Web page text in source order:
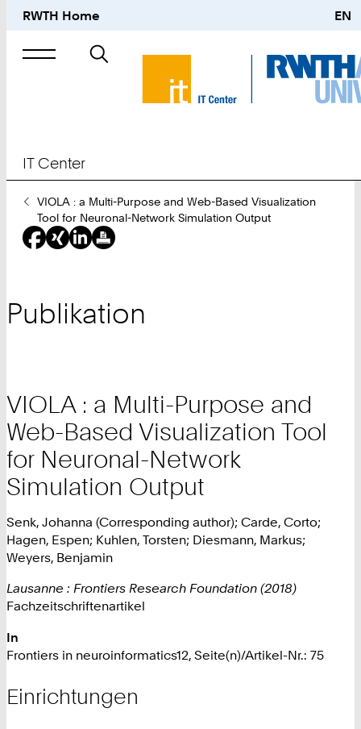
RWTH Home EN
Suche
nach
IT Center
Sie
sind
hier:
VIOLA : a Multi-Purpose and Web-Based Visualization
Tool for Neuronal-Network Simulation Output
Publikation
VIOLA : a Multi-Purpose and
Web-Based Visualization Tool
for Neuronal-Network
Simulation Output
Senk, Johanna (Corresponding author); Carde, Corto;
Hagen, Espen; Kuhlen, Torsten; Diesmann, Markus;
Weyers, Benjamin
Lausanne : Frontiers Research Foundation (2018)
Fachzeitschriftenartikel
In
Frontiers in neuroinformatics12, Seite(n)/Artikel-Nr.: 75
Einrichtungen